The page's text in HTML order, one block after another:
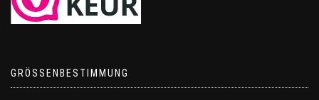
GRÖSSENBESTIMMUNG